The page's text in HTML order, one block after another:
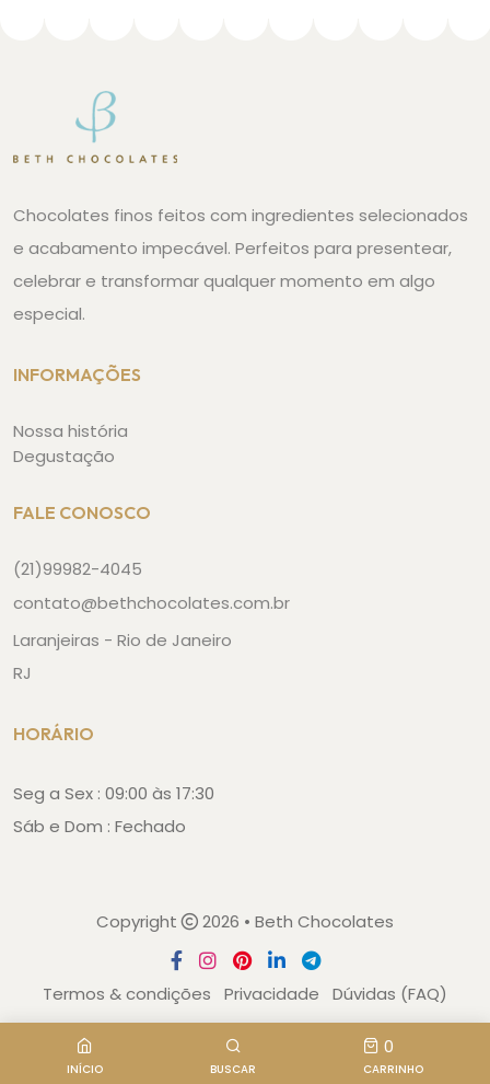
Chocolates finos feitos com ingredientes selecionados
e acabamento impecável. Perfeitos para presentear,
celebrar e transformar qualquer momento em algo
especial.
INFORMAÇÕES
Nossa história
Degustação
FALE CONOSCO
(21)99982-4045
contato@bethchocolates.com.br
Laranjeiras - Rio de Janeiro
RJ
HORÁRIO
Seg a Sex : 09:00 às 17:30
Sáb e Dom : Fechado
Copyright 2026 • Beth Chocolates
Termos & condições Privacidade Dúvidas (FAQ)
INÍCIO BUSCAR
0
CARRINHO